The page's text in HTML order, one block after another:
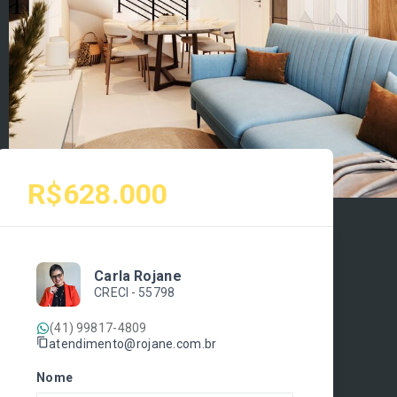
R$628.000
Carla Rojane
CRECI - 55798
(41) 99817-4809
atendimento@rojane.com.br
Nome